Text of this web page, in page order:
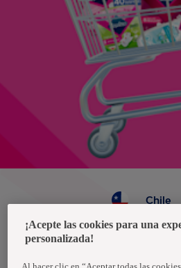
Política de
Chile
¡Acepte las cookies para una
personalizada!